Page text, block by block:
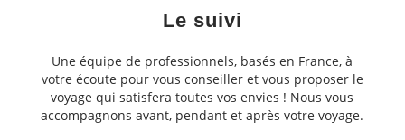
Le suivi
Une équipe de professionnels, basés en France, à
votre écoute pour vous conseiller et vous proposer le
voyage qui satisfera toutes vos envies ! Nous vous
accompagnons avant, pendant et après votre voyage.